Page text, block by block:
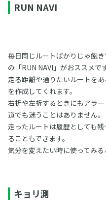
RUN NAVI
毎日同じルートばかりじゃ飽
の「RUN NAVI」がおススメです
走る距離や通りたいルートを
を作成してくれます。
右折や左折するときにもアラ
道でも迷うことはありません。
走ったルートは履歴としても
ることもできます。
気分を変えたい時に使ってみる
キョリ測